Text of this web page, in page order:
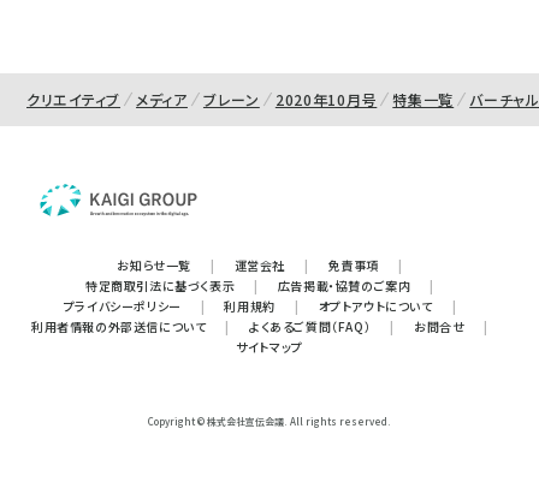
クリエイティブ メディア ブレーン 2020年10月号 特集一覧 バーチャ
お知らせ一覧 | 運営会社 | 免責事項
|
特定商取引法に基づく表示
| 広告掲載・協賛のご案内
|
プライバシーポリシー
| 利用規約 | オプトアウトについて
|
利用者情報の外部送信について
| よくあるご質問（FAQ） | お問合せ
|
サイトマップ
Copyright © 株式会社宣伝会議. All rights reserved.